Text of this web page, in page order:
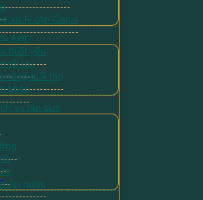
xử lý cặn Canxi
kiện
thiết yếu
tối ưu
tăng tuổi thọ
khác
vụ tận tâm
nước